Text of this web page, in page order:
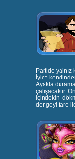
Partide
İyice
Ayakla
çalışacaktır.
içindekini
dengeyi fare